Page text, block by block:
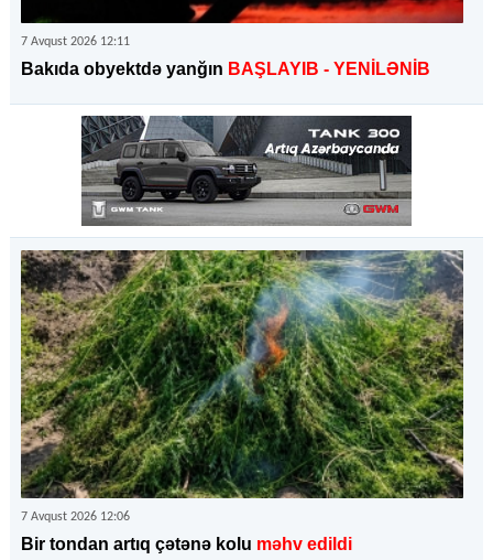
7 Avqust 2026 12:11
Bakıda obyektdə yanğın BAŞLAYIB - YENİLƏNİB
7 Avqust 2026 12:06
Bir tondan artıq çətənə kolu məhv edildi